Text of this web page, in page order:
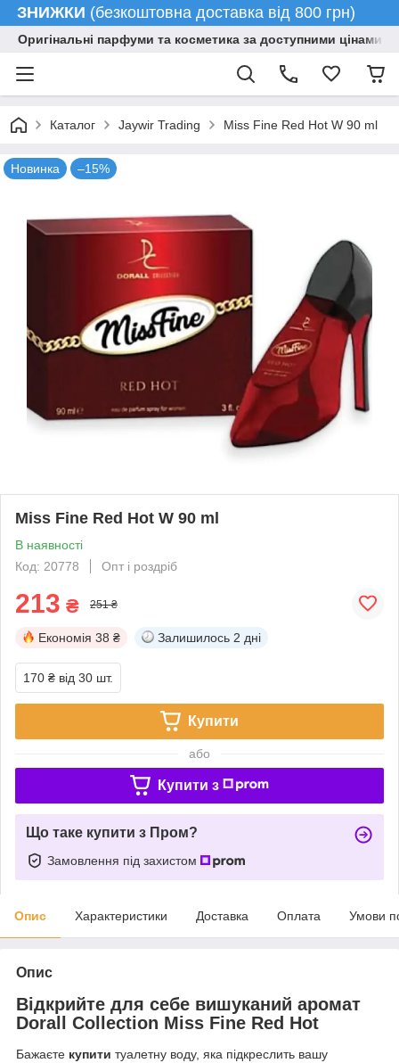
ЗНИЖКИ (безкоштовна доставка від 800 грн)
Оригінальні парфуми та косметика за доступними цінами
Каталог Jaywir Trading Miss Fine Red Hot W 90 ml
Новинка –15%
Miss Fine Red Hot W 90 ml
В наявності
Код: 20778
Опт і роздріб
213 ₴ 251 ₴
Економія 38 ₴ Залишилось 2 дні
170 ₴ від 30 шт.
Купити
або
Купити з
Що таке купити з Пром?
Замовлення під захистом
Опис Характеристики Доставка Оплата Умови
Опис
Відкрийте для себе вишуканий аромат
Dorall Collection Miss Fine Red Hot
Бажаєте купити туалетну воду, яка підкреслить вашу